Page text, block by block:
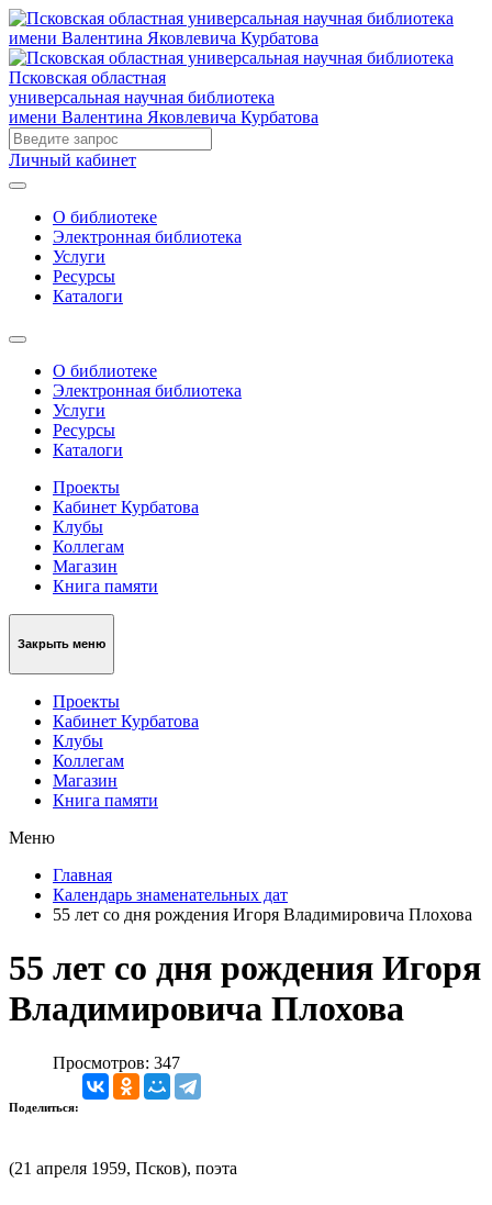
Псковская областная
универсальная научная библиотека
имени Валентина Яковлевича Курбатова
Личный кабинет
О библиотеке
Электронная библиотека
Услуги
Ресурсы
Каталоги
О библиотеке
Электронная библиотека
Услуги
Ресурсы
Каталоги
Проекты
Кабинет Курбатова
Клубы
Коллегам
Магазин
Книга памяти
Закрыть меню
Проекты
Кабинет Курбатова
Клубы
Коллегам
Магазин
Книга памяти
Меню
Главная
Календарь знаменательных дат
55 лет со дня рождения Игоря Владимировича Плохова
55 лет со дня рождения Игоря
Владимировича Плохова
Просмотров: 347
Поделиться:
(21 апреля 1959, Псков), поэта